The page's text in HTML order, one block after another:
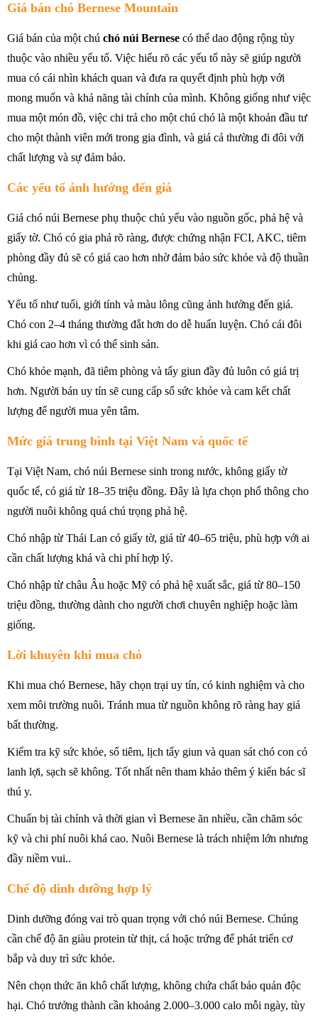
Giá bán chó Bernese Mountain
Giá bán của một chú chó núi Bernese có thể dao động rộng tùy
thuộc vào nhiều yếu tố. Việc hiểu rõ các yếu tố này sẽ giúp người
mua có cái nhìn khách quan và đưa ra quyết định phù hợp với
mong muốn và khả năng tài chính của mình. Không giống như việc
mua một món đồ, việc chi trả cho một chú chó là một khoản đầu tư
cho một thành viên mới trong gia đình, và giá cả thường đi đôi với
chất lượng và sự đảm bảo.
Các yếu tố ảnh hưởng đến giá
Giá chó núi Bernese phụ thuộc chủ yếu vào nguồn gốc, phả hệ và
giấy tờ. Chó có gia phả rõ ràng, được chứng nhận FCI, AKC, tiêm
phòng đầy đủ sẽ có giá cao hơn nhờ đảm bảo sức khỏe và độ thuần
chủng.
Yếu tố như tuổi, giới tính và màu lông cũng ảnh hưởng đến giá.
Chó con 2–4 tháng thường đắt hơn do dễ huấn luyện. Chó cái đôi
khi giá cao hơn vì có thể sinh sản.
Chó khỏe mạnh, đã tiêm phòng và tẩy giun đầy đủ luôn có giá trị
hơn. Người bán uy tín sẽ cung cấp sổ sức khỏe và cam kết chất
lượng để người mua yên tâm.
Mức giá trung bình tại Việt Nam và quốc tế
Tại Việt Nam, chó núi Bernese sinh trong nước, không giấy tờ
quốc tế, có giá từ 18–35 triệu đồng. Đây là lựa chọn phổ thông cho
người nuôi không quá chú trọng phả hệ.
Chó nhập từ Thái Lan có giấy tờ, giá từ 40–65 triệu, phù hợp với ai
cần chất lượng khá và chi phí hợp lý.
Chó nhập từ châu Âu hoặc Mỹ có phả hệ xuất sắc, giá từ 80–150
triệu đồng, thường dành cho người chơi chuyên nghiệp hoặc làm
giống.
Lời khuyên khi mua chó
Khi mua chó Bernese, hãy chọn trại uy tín, có kinh nghiệm và cho
xem môi trường nuôi. Tránh mua từ nguồn không rõ ràng hay giá
bất thường.
Kiểm tra kỹ sức khỏe, sổ tiêm, lịch tẩy giun và quan sát chó con có
lanh lợi, sạch sẽ không. Tốt nhất nên tham khảo thêm ý kiến bác sĩ
thú y.
Chuẩn bị tài chính và thời gian vì Bernese ăn nhiều, cần chăm sóc
kỹ và chi phí nuôi khá cao. Nuôi Bernese là trách nhiệm lớn nhưng
đầy niềm vui..
Chế độ dinh dưỡng hợp lý
Dinh dưỡng đóng vai trò quan trọng với chó núi Bernese. Chúng
cần chế độ ăn giàu protein từ thịt, cá hoặc trứng để phát triển cơ
bắp và duy trì sức khỏe.
Nên chọn thức ăn khô chất lượng, không chứa chất bảo quản độc
hại. Chó trưởng thành cần khoảng 2.000–3.000 calo mỗi ngày, tùy